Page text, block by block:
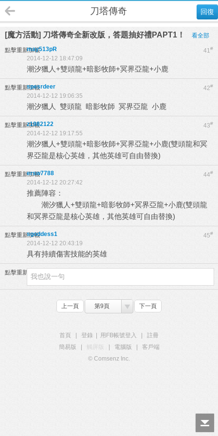
回復
刀塔傳奇
[魔方活動] 刀塔傳奇全新改版，答題抽好禮PAPT1！ 看全部
點擊重新加載 41#
may513pR
2014-12-12 18:47:09
潮汐獵人+雙頭龍+暗影牧師+冥界亞龍+小鹿
點擊重新加載 42#
spesrdeer
2014-12-12 19:06:35
潮汐獵人 雙頭龍 暗影牧師 冥界亞龍 小鹿
點擊重新加載 43#
z1982122
2014-12-12 19:17:55
潮汐獵人+雙頭龍+暗影牧師+冥界亞龍+小鹿(雙頭龍和冥
界亞龍是核心英雄，其他英雄可自由替換)
點擊重新加載 44#
ersw7788
2014-12-12 20:27:42
推薦陣容：
潮汐獵人+雙頭龍+暗影牧師+冥界亞龍+小鹿(雙頭龍
和冥界亞龍是核心英雄，其他英雄可自由替換)
點擊重新加載 45#
sgoddess1
2014-12-12 20:43:19
具有持續傷害技能的英雄
點擊重新加載
上一頁 第9頁 下一頁
首頁 登錄 用FB帳號登入
註冊
簡易版
觸屏版 電腦版
客戶端
© Comsenz Inc.